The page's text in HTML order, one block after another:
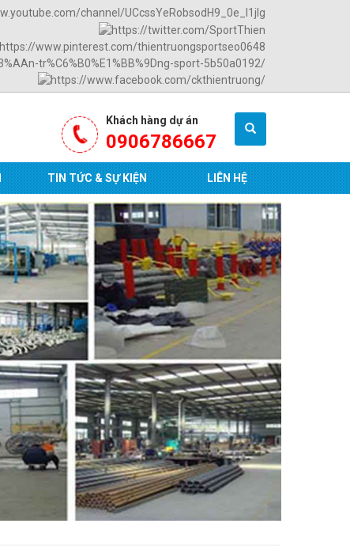
Khách hàng dự án
0906786667
TIN TỨC & SỰ KIỆN LIÊN HỆ